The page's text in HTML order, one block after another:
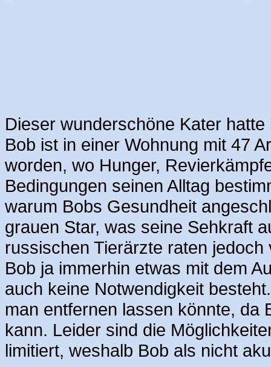
Dieser wunderschöne Kater
Bob ist in einer Wohnung mit 47
worden, wo Hunger,
Bedingungen seinen Alltag
warum Bobs Gesundheit
grauen Star, was seine Sehkraft
russischen Tierärzte raten
Bob ja immerhin etwas mit dem
auch keine Notwendigkeit
man entfernen lassen könnte, da
kann. Leider sind die
limitiert, weshalb Bob als nicht